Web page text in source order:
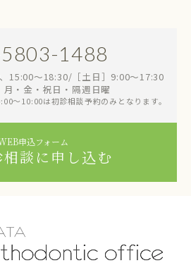
1488
15:00～18:30/［土日］9:00～17:30
月・金・祝日・隔週日曜
～10:00は初診相談予約のみとなります。
申込フォーム
談に申し込む